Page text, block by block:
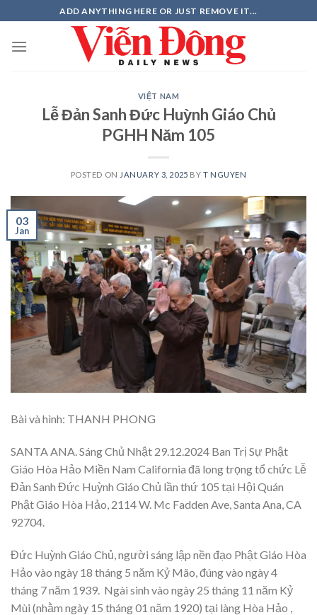
to
content
ADD ANYTHING HERE OR JUST REMOVE IT...
VIỆT NAM
Lễ Đản Sanh Đức Huỳnh Giáo Chủ
PGHH Năm 105
POSTED ON JANUARY 3, 2025 BY T NGUYEN
03
Jan
Bài và hình: THANH PHONG
SANTA ANA. Sáng Chủ Nhật 29.12.2024 Ban Trị Sự Phật
Giáo Hòa Hảo Miền Nam California đã long trọng tổ chức Lễ
Đản Sanh Đức Huỳnh Giáo Chủ lần thứ 105 tại Hội Quán
Phật Giáo Hòa Hảo, 2114 W. Mc Fadden Ave, Santa Ana, CA
92704.
Đức Huỳnh Giáo Chủ, người sáng lập nền đạo Phật Giáo Hòa
Hảo vào ngày 18 tháng 5 năm Kỷ Mão, đúng vào ngày 4
tháng 7 năm 1939. Ngài sinh vào ngày 25 tháng 11 năm Kỷ
Mùi (nhằm ngày 15 tháng 01 năm 1920) tại làng Hòa Hảo ,